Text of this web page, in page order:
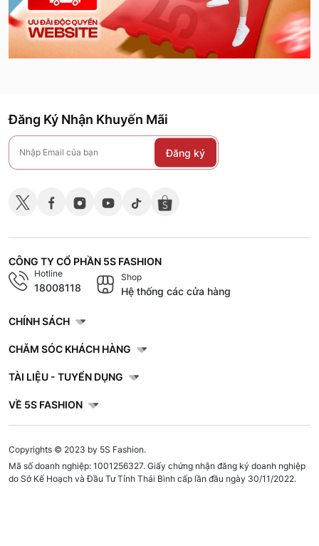
Đăng Ký Nhận Khuyến Mãi
Đăng ký
CÔNG TY CỔ PHẦN 5S FASHION
Hotline
18008118
Shop
Hệ thống các cửa hàng
CHÍNH SÁCH
CHĂM SÓC KHÁCH HÀNG
TÀI LIỆU - TUYỂN DỤNG
VỀ 5S FASHION
Copyrights © 2023 by 5S Fashion.
Mã số doanh nghiệp: 1001256327. Giấy chứng nhận đăng ký doanh nghiệp
do Sở Kế Hoạch và Đầu Tư Tỉnh Thái Bình cấp lần đầu ngày 30/11/2022.